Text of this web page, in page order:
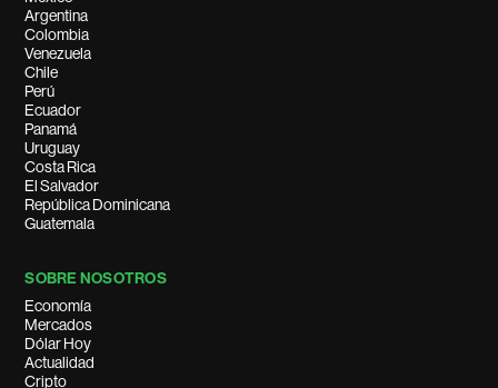
Argentina
Colombia
Venezuela
Chile
Perú
Ecuador
Panamá
Uruguay
Costa Rica
El Salvador
República Dominicana
Guatemala
SOBRE NOSOTROS
Economía
Mercados
Dólar Hoy
Actualidad
Cripto